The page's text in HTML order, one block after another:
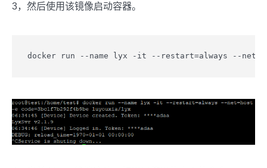
3，然后使用该镜像启动容器。
docker run --name lyx -it --restart=always --